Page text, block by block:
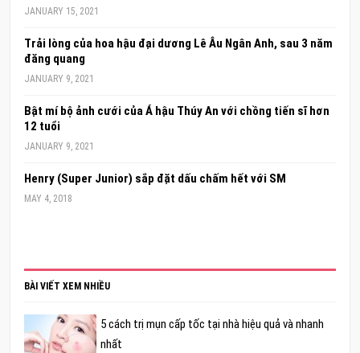
JANUARY 15, 2021
Trải lòng của hoa hậu đại dương Lê Âu Ngân Anh, sau 3 năm
đăng quang
JANUARY 9, 2021
Bật mí bộ ảnh cưới của Á hậu Thúy An với chồng tiến sĩ hơn
12 tuổi
JANUARY 9, 2021
Henry (Super Junior) sắp đặt dấu chấm hết với SM
MAY 4, 2018
BÀI VIẾT XEM NHIỀU
5 cách trị mụn cấp tốc tại nhà hiệu quả và nhanh
nhất